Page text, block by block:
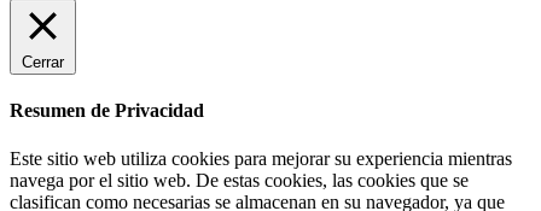
Cerrar
Resumen de Privacidad
Este sitio web utiliza cookies para mejorar su experiencia mientras
navega por el sitio web. De estas cookies, las cookies que se
clasifican como necesarias se almacenan en su navegador, ya que